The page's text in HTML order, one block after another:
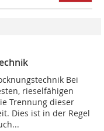
Bei
rieselfähigen
Trennung dieser
Dies ist in der Regel